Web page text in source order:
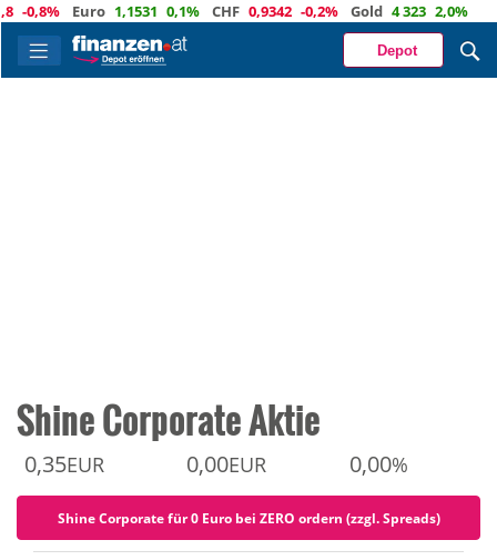
Euro 1,1531 0,1% CHF 0,9342 -0,2% Gold 4 323 2,0%
Depot
Shine Corporate Aktie
0,35EUR 0,00EUR 0,00%
Shine Corporate für 0 Euro bei ZERO ordern (zzgl. Spreads)